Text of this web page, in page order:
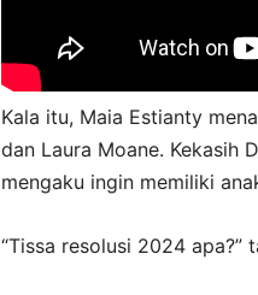
Kala itu, Maia Estianty
dan Laura Moane. Kekasih
mengaku ingin memiliki
“Tissa resolusi 2024